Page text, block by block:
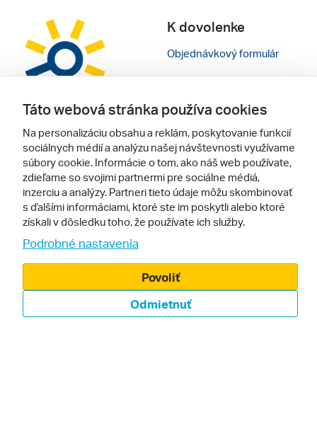
K dovolenke
Objednávkový formulár
Parkovanie pri letisku
Cestovné poistenie
Darčekové poukazy
Odporúčame
Inšpirácia
Rady na cestu
Pre vás
Obchodné podmienky
Kontakty
Verzia webu pre PC
Táto webová stránka používa cookies
Na personalizáciu obsahu a reklám, poskytovanie funkcií
sociálnych médií a analýzu našej návštevnosti využívame
súbory cookie. Informácie o tom, ako náš web používate,
zdieľame so svojimi partnermi pre sociálne médiá,
inzerciu a analýzy. Partneri tieto údaje môžu skombinovať
s ďalšími informáciami, ktoré ste im poskytli alebo ktoré
získali v dôsledku toho, že používate ich služby.
Podrobné nastavenia
Odmietnuť
Povoliť